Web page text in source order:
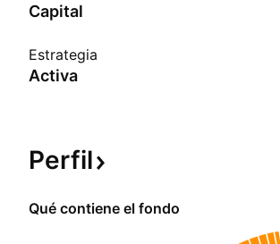
Capital
Estrategia
Activa
Perfil
Qué contiene el fondo